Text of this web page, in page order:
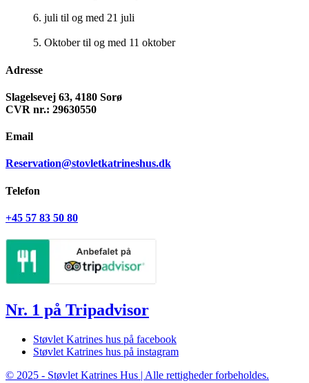
6. juli til og med 21 juli
5. Oktober til og med 11 oktober
Adresse
Slagelsevej 63, 4180 Sorø
CVR nr.: 29630550
Email
Reservation@stovletkatrineshus.dk
Telefon
+45 57 83 50 80
Nr. 1 på Tripadvisor
Støvlet Katrines hus på facebook
Støvlet Katrines hus på instagram
© 2025 - Støvlet Katrines Hus | Alle rettigheder forbeholdes.